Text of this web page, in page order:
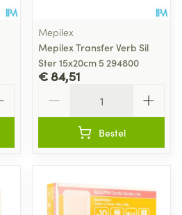
Mepilex
Mepilex Transfer Verb Sil
Ster 15x20cm 5 294800
€ 84,51
Bestel